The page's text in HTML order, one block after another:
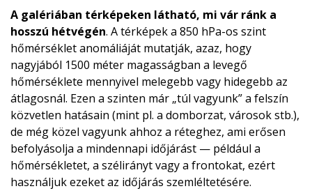
A galériában térképeken látható, mi vár ránk a
hosszú hétvégén. A térképek a 850 hPa-os szint
hőmérséklet anomáliáját mutatják, azaz, hogy
nagyjából 1500 méter magasságban a levegő
hőmérséklete mennyivel melegebb vagy hidegebb az
átlagosnál. Ezen a szinten már „túl vagyunk” a felszín
közvetlen hatásain (mint pl. a domborzat, városok stb.),
de még közel vagyunk ahhoz a réteghez, ami erősen
befolyásolja a mindennapi időjárást — például a
hőmérsékletet, a szélirányt vagy a frontokat, ezért
használjuk ezeket az időjárás szemléltetésére.